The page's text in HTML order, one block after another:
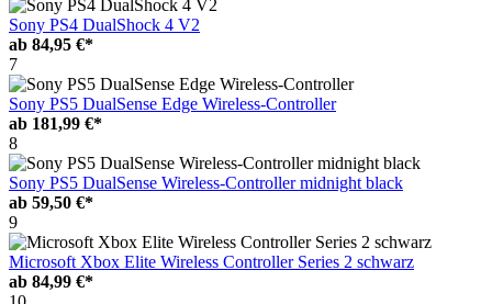
Sony PS4 DualShock 4 V2
ab 84,95 €*
7
Sony PS5 DualSense Edge Wireless-Controller
ab 181,99 €*
8
Sony PS5 DualSense Wireless-Controller midnight black
ab 59,50 €*
9
Microsoft Xbox Elite Wireless Controller Series 2 schwarz
ab 84,99 €*